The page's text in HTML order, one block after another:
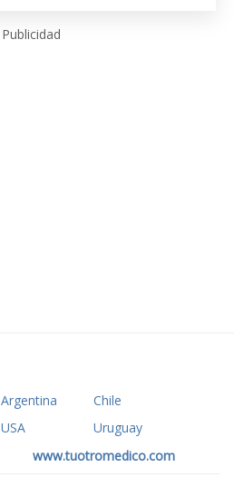
Publicidad
Argentina
Chile
USA
Uruguay
www.tuotromedico.com